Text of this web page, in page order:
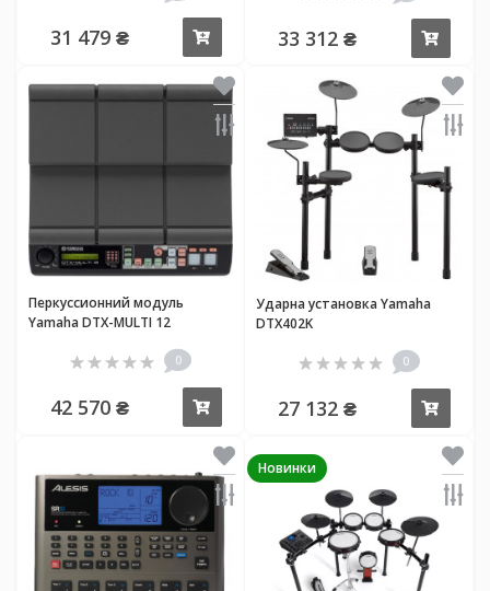
31 479 ₴ 33 312 ₴
Перкуссионний модуль
Yamaha DTX-MULTI 12
0
42 570 ₴
Ударна установка Yamaha
DTX402K
0
27 132 ₴
Новинки